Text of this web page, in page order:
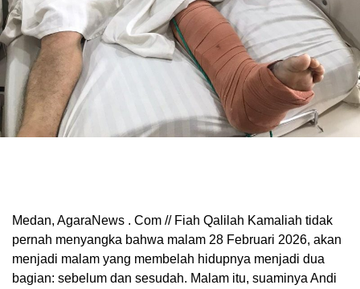
Medan, AgaraNews . Com // Fiah Qalilah Kamaliah tidak
pernah menyangka bahwa malam 28 Februari 2026, akan
menjadi malam yang membelah hidupnya menjadi dua
bagian: sebelum dan sesudah. Malam itu, suaminya Andi